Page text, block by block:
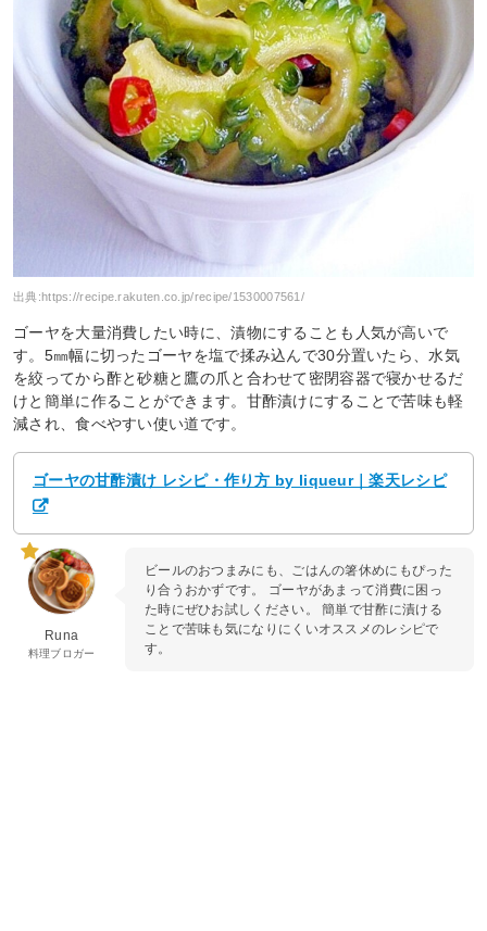
出典: https://recipe.rakuten.co.jp/recipe/1530007561/
ゴーヤを大量消費したい時に、漬物にすることも人気が高いで
す。5㎜幅に切ったゴーヤを塩で揉み込んで30分置いたら、水気
を絞ってから酢と砂糖と鷹の爪と合わせて密閉容器で寝かせるだ
けと簡単に作ることができます。甘酢漬けにすることで苦味も軽
減され、食べやすい使い道です。
ゴーヤの甘酢漬け レシピ・作り方 by liqueur｜楽天レシピ
Runa
料理ブロガー
ビールのおつまみにも、ごはんの箸休めにもぴった
り合うおかずです。 ゴーヤがあまって消費に困っ
た時にぜひお試しください。 簡単で甘酢に漬ける
ことで苦味も気になりにくいオススメのレシピで
す。